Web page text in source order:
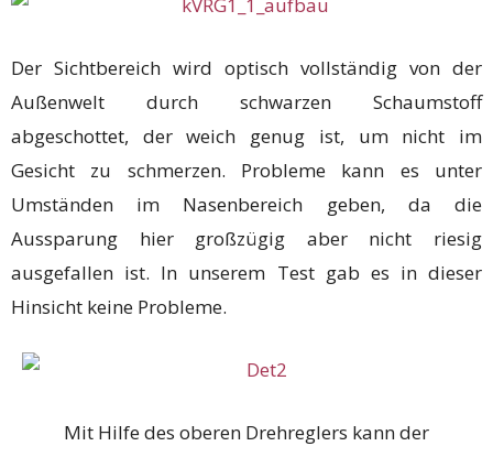
Der Sichtbereich wird optisch vollständig von der
Außenwelt durch schwarzen Schaumstoff
abgeschottet, der weich genug ist, um nicht im
Gesicht zu schmerzen. Probleme kann es unter
Umständen im Nasenbereich geben, da die
Aussparung hier großzügig aber nicht riesig
ausgefallen ist. In unserem Test gab es in dieser
Hinsicht keine Probleme.
Mit Hilfe des oberen Drehreglers kann der